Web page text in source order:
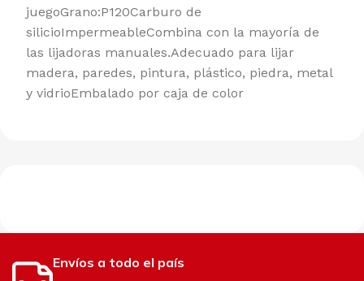
juegoGrano:P120Carburo de
silicioImpermeableCombina con la mayoría de
las lijadoras manuales.Adecuado para lijar
madera, paredes, pintura, plástico, piedra, metal
y vidrioEmbalado por caja de color
Envíos a todo el país